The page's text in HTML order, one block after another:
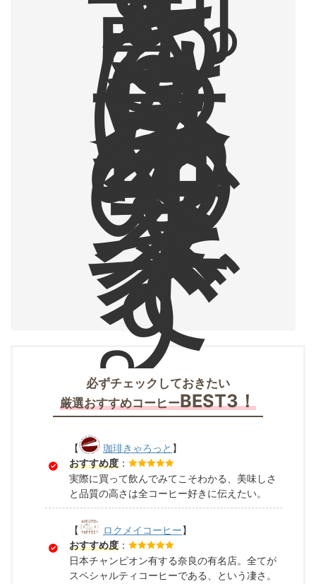
と
さ
っ
ぱ
り
呑
め
る
の
で
オ
ス
ス
メ
で
す
。
必ずチェックしておきたい
厳選おすすめコーヒーBEST3！
【 珈琲きゃろっと 】
おすすめ度 ：
実際に買って飲んでみてこそわかる、美味しさ
と品質の高さは全コーヒー好きに伝えたい。
【 ロクメイコーヒー】
おすすめ度 ：
日本チャンピオン有する奈良の有名店。全てが
スペシャルティコーヒーである、という凄さ。